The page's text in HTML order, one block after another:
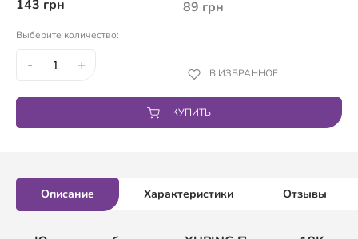
143 грн 89 грн
Выберите количество:
- + В ИЗБРАННОЕ
КУПИТЬ
Описание Характеристики Отзывы